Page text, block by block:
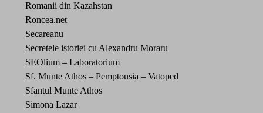
Romanii din Kazahstan
Roncea.net
Secareanu
Secretele istoriei cu Alexandru Moraru
SEOlium – Laboratorium
Sf. Munte Athos – Pemptousia – Vatoped
Sfantul Munte Athos
Simona Lazar